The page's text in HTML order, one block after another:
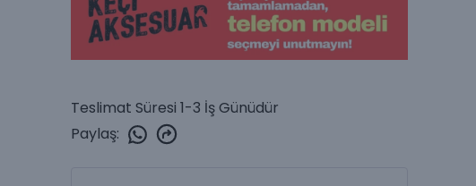
Teslimat Süresi 1-3 İş Günüdür
Paylaş: